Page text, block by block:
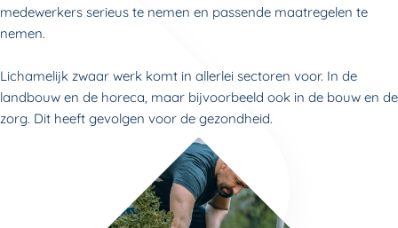
medewerkers serieus te nemen en passende maatregelen te
nemen.
Lichamelijk zwaar werk komt in allerlei sectoren voor. In de
landbouw en de horeca, maar bijvoorbeeld ook in de bouw en de
zorg. Dit heeft gevolgen voor de gezondheid.